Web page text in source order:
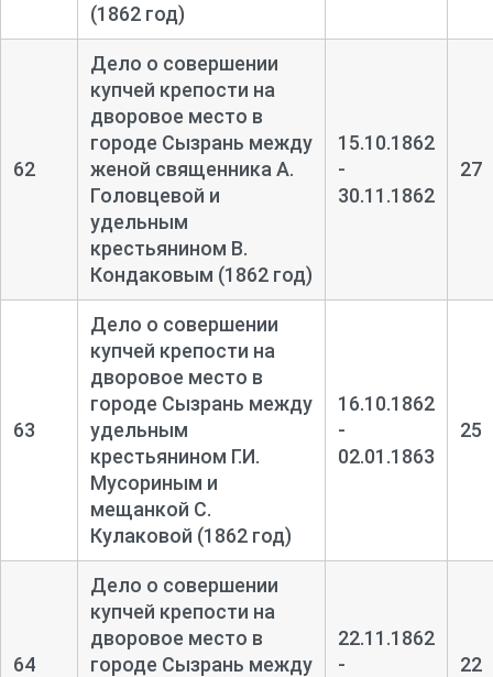
(1862 год)
62
Дело о совершении
купчей крепости на
дворовое место в
городе Сызрань между
женой священника А.
Головцевой и
удельным
крестьянином В.
Кондаковым (1862 год)
15.10.1862
-
30.11.1862
27
63
Дело о совершении
купчей крепости на
дворовое место в
городе Сызрань между
удельным
крестьянином Г.И.
Мусориным и
мещанкой С.
Кулаковой (1862 год)
16.10.1862
-
02.01.1863
25
64
Дело о совершении
купчей крепости на
дворовое место в
городе Сызрань между
22.11.1862
-
22